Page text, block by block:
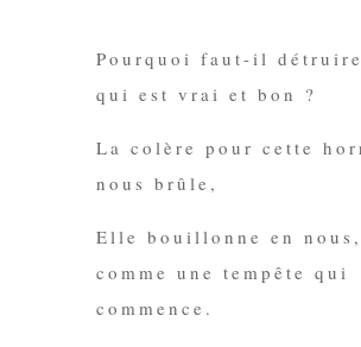
Pourquoi faut-il
qui est vrai et bon ?
La colère pour cette
nous brûle,
Elle bouillonne en nous,
comme une tempête qui
commence.